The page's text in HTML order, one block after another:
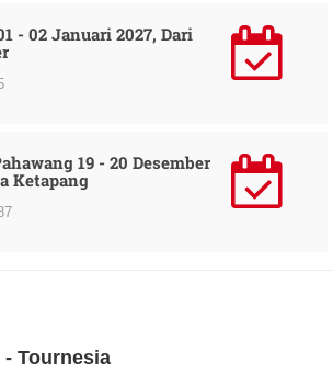
- 02 Januari 2027, Dari
19 - 20 Desember
Ketapang
- Tournesia